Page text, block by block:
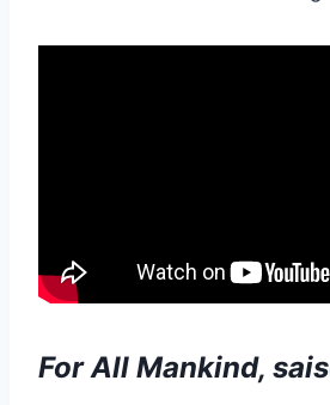
For All Mankind,